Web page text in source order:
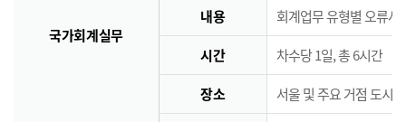
국가회계실무
내용 회계업무 유형별 오류사
시간 차수당 1일, 총 6시간
장소 서울 및 주요 거점 도시